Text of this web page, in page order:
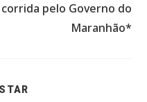
pelo Governo do
Maranhão*